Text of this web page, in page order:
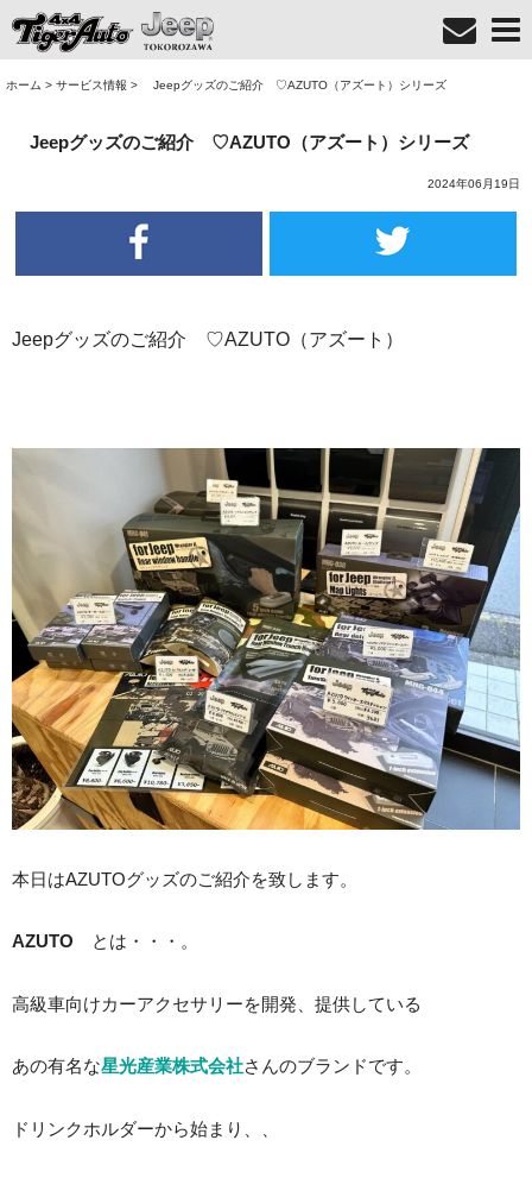
ホーム > サービス情報 > Jeepグッズのご紹介 ♡AZUTO（アズート）シリーズ
Jeepグッズのご紹介 ♡AZUTO（アズート）シリーズ
2024年06月19日
Jeepグッズのご紹介 ♡AZUTO（アズート）
本日はAZUTOグッズのご紹介を致します。
AZUTO とは・・・。
高級車向けカーアクセサリーを開発、提供している
あの有名な星光産業株式会社さんのブランドです。
ドリンクホルダーから始まり、、